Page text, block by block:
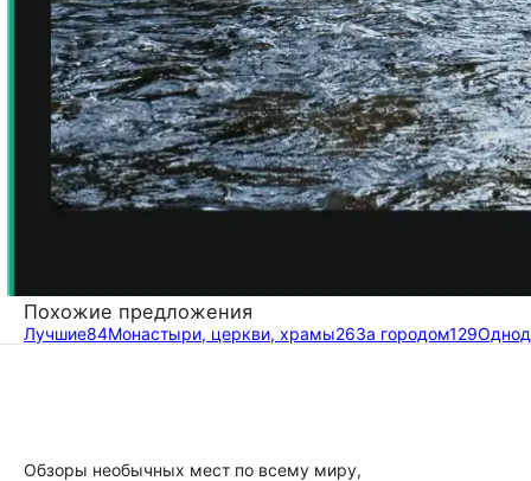
Похожие предложения
Лучшие84Монастыри, церкви, храмы26За городом129
Обзоры необычных мест по всему миру,